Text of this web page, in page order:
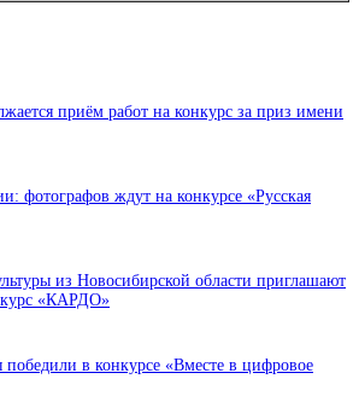
приём работ на конкурс за приз имени
фотографов ждут на конкурсе «Русская
из Новосибирской области приглашают
«КАРДО»
в конкурсе «Вместе в цифровое